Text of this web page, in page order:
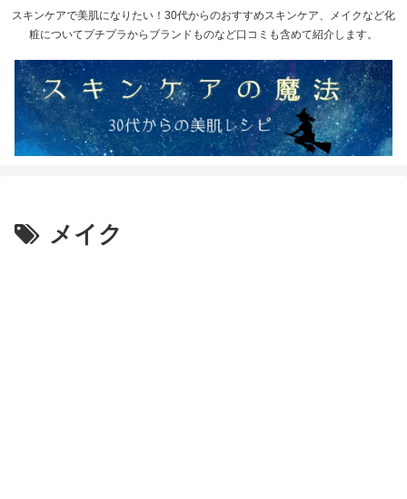
スキンケアで美肌になりたい！30代からのおすすめスキンケア、メイクなど化
粧についてプチプラからブランドものなど口コミも含めて紹介します。
メイク